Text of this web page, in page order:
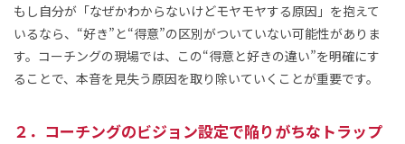
もし自分が「なぜかわからないけどモヤモヤする原因」を抱えて
いるなら、“好き”と“得意”の区別がついていない可能性がありま
す。コーチングの現場では、この“得意と好きの違い”を明確にす
ることで、本音を見失う原因を取り除いていくことが重要です。
２．コーチングのビジョン設定で陥りがちなトラップ